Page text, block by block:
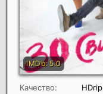
Качество:
HDrip